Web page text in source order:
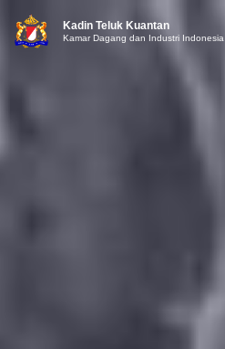
Kadin Teluk Kuantan
Kamar Dagang dan Industri Indonesia